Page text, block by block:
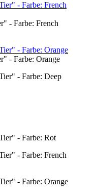
- Farbe: French
- Farbe: Orange